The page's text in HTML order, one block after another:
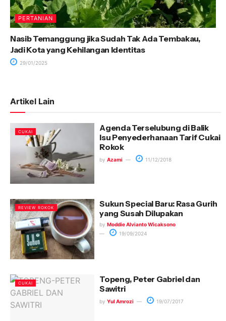
PERTANIAN
Nasib Temanggung jika Sudah Tak Ada Tembakau,
Jadi Kota yang Kehilangan Identitas
29/01/2025
Artikel Lain
CUKAI
Agenda Terselubung di Balik
Isu Penyederhanaan Tarif Cukai
Rokok
by Azami 11/12/2018
REVIEW ROKOK
Sukun Special Baru: Rasa Gurih
yang Susah Dilupakan
by Moddie Alvianto Wicaksono
19/09/2024
CUKAI
Topeng, Peter Gabriel dan
Sawitri
by Yul Amrozi 19/07/2017